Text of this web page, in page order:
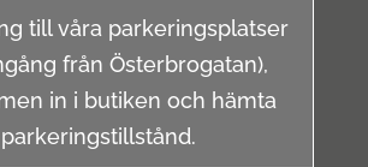
till våra parkeringsplatser
från Österbrogatan),
in i butiken och hämta
parkeringstillstånd.